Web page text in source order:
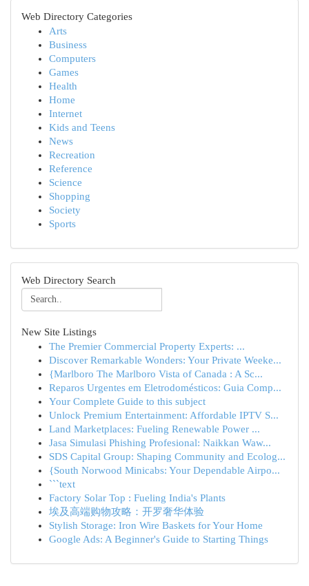
Web Directory Categories
Arts
Business
Computers
Games
Health
Home
Internet
Kids and Teens
News
Recreation
Reference
Science
Shopping
Society
Sports
Web Directory Search
New Site Listings
The Premier Commercial Property Experts: ...
Discover Remarkable Wonders: Your Private Weeke...
{Marlboro The Marlboro Vista of Canada : A Sc...
Reparos Urgentes em Eletrodomésticos: Guia Comp...
Your Complete Guide to this subject
Unlock Premium Entertainment: Affordable IPTV S...
Land Marketplaces: Fueling Renewable Power ...
Jasa Simulasi Phishing Profesional: Naikkan Waw...
SDS Capital Group: Shaping Community and Ecolog...
{South Norwood Minicabs: Your Dependable Airpo...
```text
Factory Solar Top : Fueling India's Plants
埃及高端购物攻略：开罗奢华体验
Stylish Storage: Iron Wire Baskets for Your Home
Google Ads: A Beginner's Guide to Starting Things